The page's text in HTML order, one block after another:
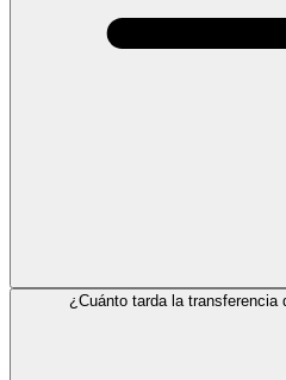
¿Cuánto tarda la transferencia